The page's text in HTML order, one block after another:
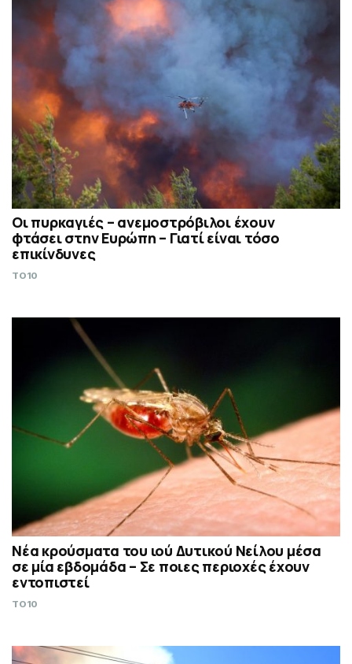
Οι πυρκαγιές – ανεμοστρόβιλοι έχουν
φτάσει στην Ευρώπη – Γιατί είναι τόσο
επικίνδυνες
TO10
Νέα κρούσματα του ιού Δυτικού Νείλου μέσα
σε μία εβδομάδα – Σε ποιες περιοχές έχουν
εντοπιστεί
TO10